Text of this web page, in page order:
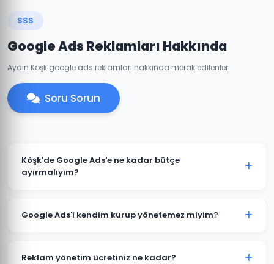
SSS
Google Ads Reklamları Hakkında
Aydın Köşk google ads reklamları hakkında merak edilenler.
Soru Sorun
Köşk'de Google Ads'e ne kadar bütçe
ayırmalıyım?
ile başlanabilir. Ancak anlamlı sonuçlar için 3.000-
Google Ads'i kendim kurup yönetemez miyim?
kampanyalar bütçenizi hızla tüketir. Köşk'deki
Reklam yönetim ücretiniz ne kadar?